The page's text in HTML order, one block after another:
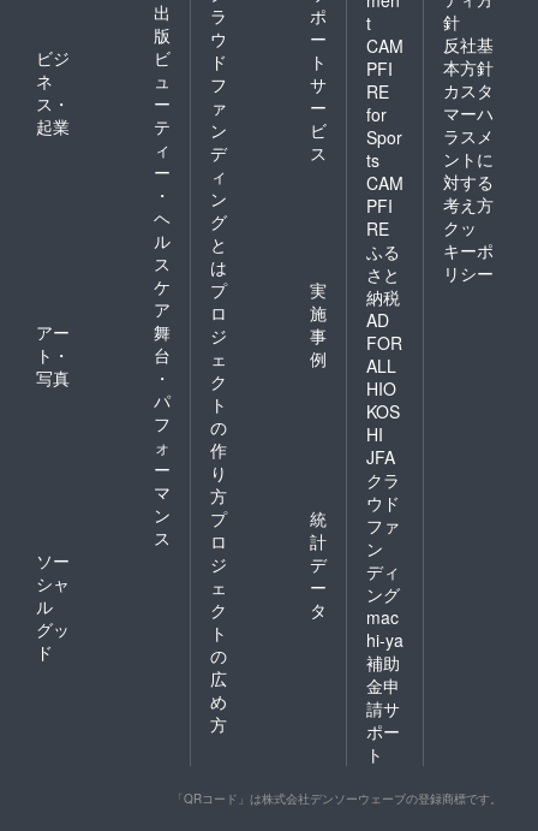
出
版
ビジ
ネ
ス・
起業
ビ
ュ
ー
テ
ィ
ー
・
ヘ
ル
ス
ケ
ア
アー
ト・
写真
舞
台
・
パ
フ
ォ
ー
マ
ン
ス
ソー
シャ
ル
グッ
ド
ラ
ウ
ド
フ
ァ
ン
デ
ィ
ン
グ
と
は
ポ
ー
ト
サ
ー
ビ
ス
プ
ロ
ジ
ェ
ク
ト
の
作
り
方
実
施
事
例
プ
ロ
ジ
ェ
ク
ト
の
広
め
方
統
計
デ
ー
タ
t
CAM
PFI
RE
for
Spor
ts
CAM
PFI
RE
ふる
さと
納税
AD
FOR
ALL
HIO
KOS
HI
JFA
クラ
ウド
ファ
ン
ディ
ング
mac
hi-ya
補助
金申
請サ
ポー
ト
針
反社基
本方針
カスタ
マーハ
ラスメ
ントに
対する
考え方
クッ
キーポ
リシー
「QRコード」は株式会社デンソーウェーブの登録商標です。